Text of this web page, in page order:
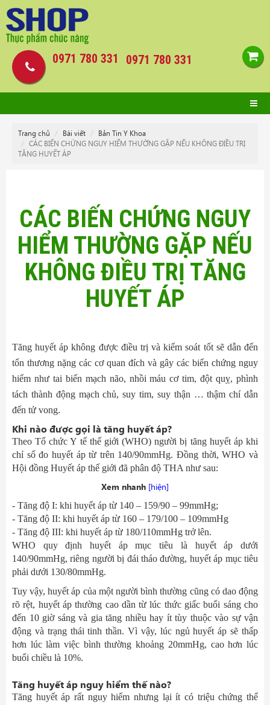
0971 780 331
0971 780 331
Trang chủ Bài viết
Bản Tin Y Khoa
CÁC BIẾN CHỨNG NGUY HIỂM THƯỜNG GẶP NẾU KHÔNG ĐIỀU TRỊ
TĂNG HUYẾT ÁP
CÁC BIẾN CHỨNG NGUY
HIỂM THƯỜNG GẶP NẾU
KHÔNG ĐIỀU TRỊ TĂNG
HUYẾT ÁP
Tăng huyết áp không được điều trị và kiểm soát tốt sẽ dẫn đến
tổn thương nặng các cơ quan đích và gây các biến chứng nguy
hiểm như tai biến mạch não, nhồi máu cơ tim, đột quỵ, phình
tách thành động mạch chủ, suy tim, suy thận … thậm chí dẫn
đến tử vong.
Khi nào được gọi là tăng huyết áp?
Theo Tổ chức Y tế thế giới (WHO) người bị tăng huyết áp khi
chỉ số đo huyết áp từ trên 140/90mmHg. Đồng thời, WHO và
Hội đồng Huyết áp thế giới đã phân độ THA như sau:
Xem nhanh [hiện]
- Tăng độ I: khi huyết áp từ 140 – 159/90 – 99mmHg;
- Tăng độ II: khi huyết áp từ 160 – 179/100 – 109mmHg
- Tăng độ III: khi huyết áp từ 180/110mmHg trở lên.
WHO quy định huyết áp mục tiêu là huyết áp dưới
140/90mmHg, riêng người bị đái tháo đường, huyết áp mục tiêu
phải dưới 130/80mmHg.
Tuy vậy, huyết áp của một người bình thường cũng có dao động
rõ rệt, huyết áp thường cao dần từ lúc thức giấc buổi sáng cho
đến 10 giờ sáng và gia tăng nhiều hay ít tùy thuộc vào sự vận
động và trạng thái tinh thần. Vì vậy, lúc ngủ huyết áp sẽ thấp
hơn lúc làm việc bình thường khoảng 20mmHg, cao hơn lúc
buổi chiều là 10%.
Tăng huyết áp nguy hiểm thế nào?
Tăng huyết áp rất nguy hiểm nhưng lại ít có triệu chứng thể